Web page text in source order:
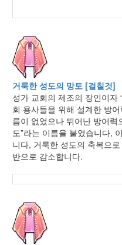
거룩한 성도의 망토 [걸칠것]
성가 교회의 제조의 장인이자
회 용사들을 위해 설계한 방
름이 없었으나 뛰어난 방어력
도”라는 이름을 붙였습니다,
니다, 거룩한 성도의 축복으
반으로 감소합니다.